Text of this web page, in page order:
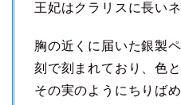
王妃はクラリスに長い
胸の近くに届いた銀製
刻で刻まれており、色
その実のようにちりば